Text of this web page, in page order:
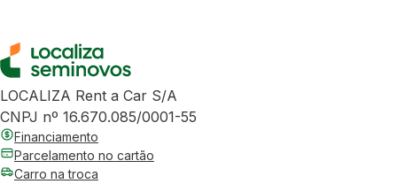
LOCALIZA Rent a Car S/A
CNPJ nº 16.670.085/0001-55
Financiamento
Parcelamento no cartão
Carro na troca